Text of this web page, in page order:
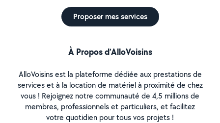
Proposer mes services
À Propos d’AlloVoisins
AlloVoisins est la plateforme dédiée aux prestations de
services et à la location de matériel à proximité de chez
vous ! Rejoignez notre communauté de 4,5 millions de
membres, professionnels et particuliers, et facilitez
votre quotidien pour tous vos projets !